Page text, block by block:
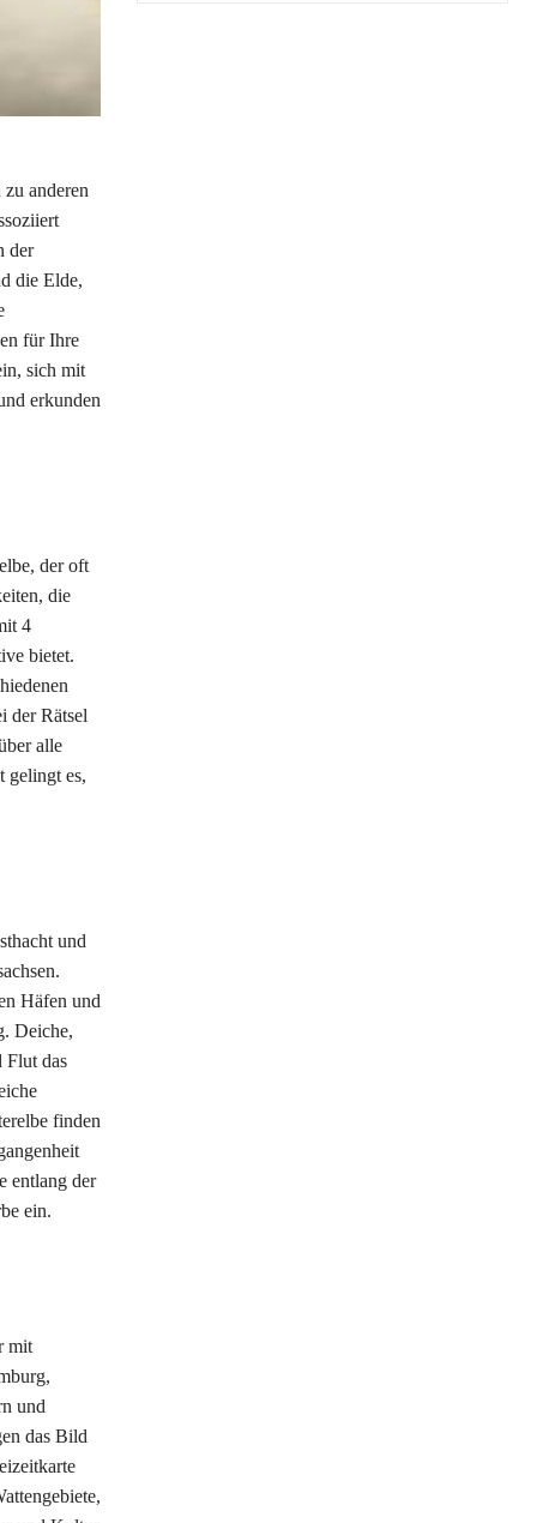
anderen
der
die Elde,
für Ihre
sich mit
erkunden
der oft
die
4
bietet.
der Rätsel
alle
gelingt es,
und
Häfen und
Deiche,
Flut das
finden
entlang der
ein.
mit
und
das Bild